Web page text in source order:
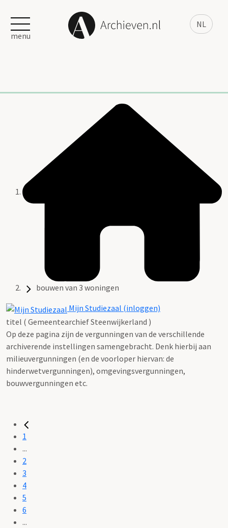
NL
menu
bouwen van 3 woningen
Mijn Studiezaal (inloggen)
titel ( Gemeentearchief Steenwijkerland )
Op deze pagina zijn de vergunningen van de verschillende
archiverende instellingen samengebracht. Denk hierbij aan
milieuvergunningen (en de voorloper hiervan: de
hinderwetvergunningen), omgevingsvergunningen,
bouwvergunningen etc.
1
...
2
3
4
5
6
...